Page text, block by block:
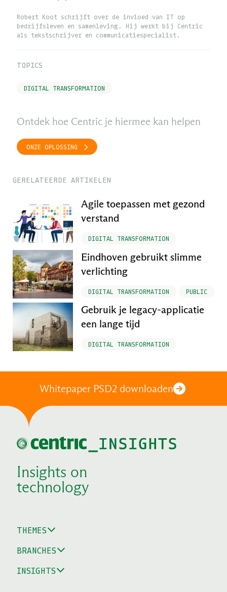
Robert Koot schrijft over de invloed van IT op
bedrijfsleven en samenleving. Hij werkt bij Centric
als tekstschrijver en communicatiespecialist.
TOPICS
DIGITAL TRANSFORMATION
Ontdek hoe Centric je hiermee kan helpen
ONZE OPLOSSING
GERELATEERDE ARTIKELEN
Agile toepassen met gezond
verstand
DIGITAL TRANSFORMATION
Eindhoven gebruikt slimme
verlichting
DIGITAL TRANSFORMATION PUBLIC
Gebruik je legacy-applicatie
een lange tijd
DIGITAL TRANSFORMATION
Whitepaper PSD2 downloaden
Insights on
technology
THEMES
BRANCHES
INSIGHTS